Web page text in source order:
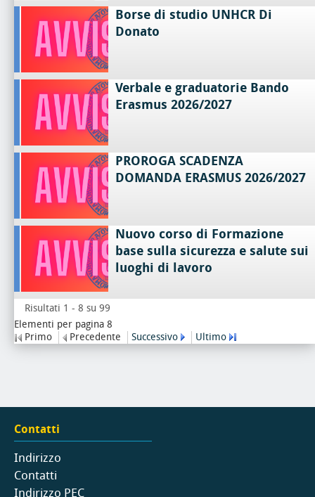
Borse di studio UNHCR Di
Donato
Verbale e graduatorie Bando
Erasmus 2026/2027
PROROGA SCADENZA
DOMANDA ERASMUS 2026/2027
Nuovo corso di Formazione
base sulla sicurezza e salute sui
luoghi di lavoro
Risultati 1 - 8 su 99
Elementi per pagina 8
Primo
Precedente Successivo Ultimo
Contatti
Indirizzo
Contatti
Indirizzo PEC